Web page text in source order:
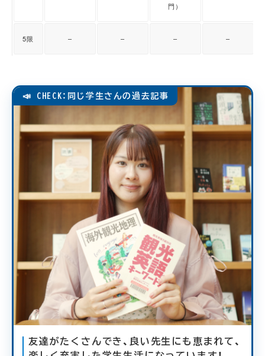
門）
5限 – – – –
📣 CHECK：同じ学生さんの過去記事
友達がたくさんでき、良い先生にも恵まれて、